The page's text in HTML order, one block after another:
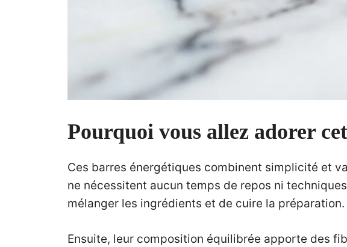
Pourquoi vous allez adorer
Ces barres énergétiques combinent simplicité et
ne nécessitent aucun temps de repos ni
mélanger les ingrédients et de cuire la préparation.
Ensuite, leur composition équilibrée apporte des